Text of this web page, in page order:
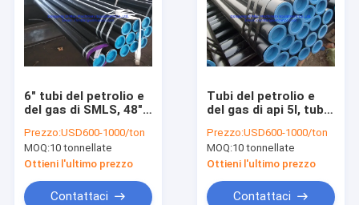
6" tubi del petrolio e
del gas di SMLS, 48"
cuciture del carbonio
Prezzo:USD600-1000/ton
MOQ:10 tonnellate
Ottieni l'ultimo prezzo
Contattaci
Tubi del petrolio e
del gas di api 5l, tubo
cuciture del grado B
di Astm A106
Prezzo:USD600-1000/ton
MOQ:10 tonnellate
Ottieni l'ultimo prezzo
Contattaci